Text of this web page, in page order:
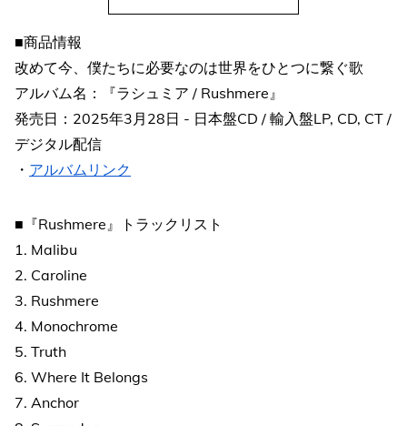
■商品情報
改めて今、僕たちに必要なのは世界をひとつに繋ぐ歌
アルバム名：『ラシュミア / Rushmere』
発売日：2025年3月28日 - 日本盤CD / 輸入盤LP, CD, CT /
デジタル配信
・ アルバムリンク
■『Rushmere』トラックリスト
1. Malibu
2. Caroline
3. Rushmere
4. Monochrome
5. Truth
6. Where It Belongs
7. Anchor